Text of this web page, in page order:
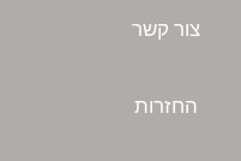
צור קשר
החזרות